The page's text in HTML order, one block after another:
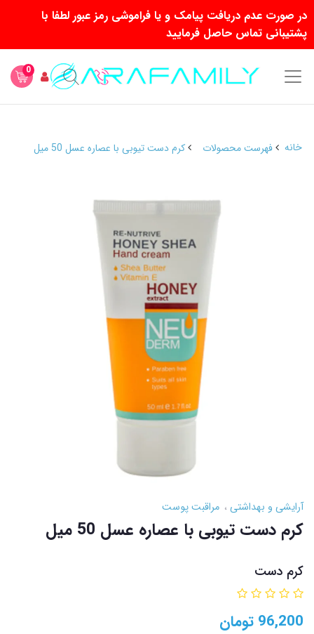
در صورت عدم دریافت پیامک و یا فراموشی رمز عبور لطفا با
پشتیبانی تماس حاصل فرمایید
0
خانه فهرست محصولات کرم دست تیوبی با عصاره عسل 50 میل
آرایشی و بهداشتی مراقبت پوست
کرم دست تیوبی با عصاره عسل 50 میل
کرم دست
96,200 تومان